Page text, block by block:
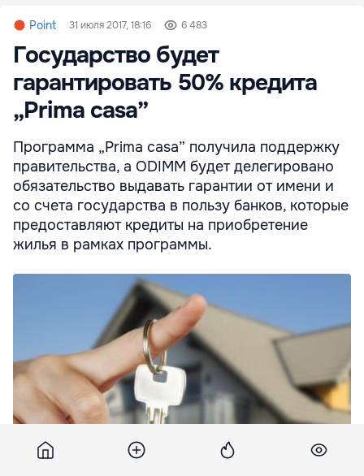
Point 31 июля 2017, 18:16 6 483
Государство будет
гарантировать 50% кредита
„Prima casa”
Программа „Prima casa” получила поддержку
правительства, а ODIMM будет делегировано
обязательство выдавать гарантии от имени и
со счета государства в пользу банков, которые
предоставляют кредиты на приобретение
жилья в рамках программы.